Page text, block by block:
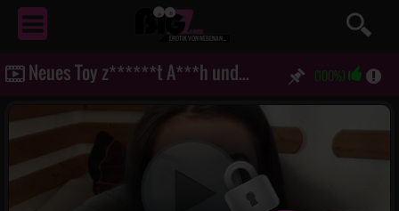
EROTIKVON NEBENAN ...
Neues Toy z******t A***h und P***y! Mein krassester A******k!! (100%)